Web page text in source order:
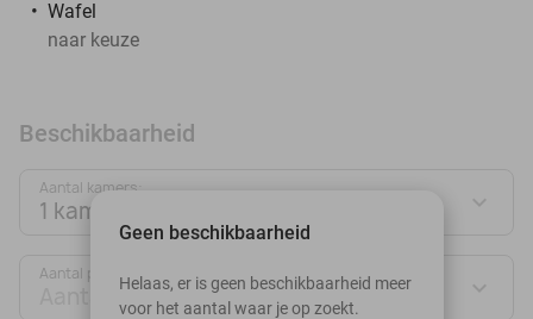
Wafel
naar keuze
Beschikbaarheid
Aantal kamers:
1 kamer
Aantal personen:
Aantal personen
Geen beschikbaarheid
Helaas, er is geen beschikbaarheid meer
voor het aantal waar je op zoekt.